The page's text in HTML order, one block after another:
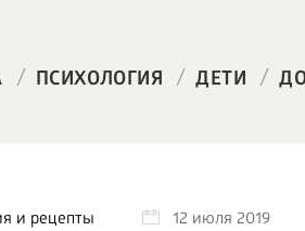
/ ПСИХОЛОГИЯ / ДЕТИ /
и рецепты 12 июля 2019